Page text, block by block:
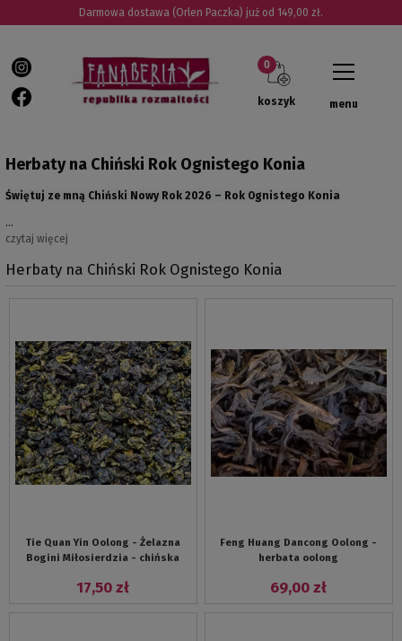
Darmowa dostawa (Orlen Paczka) już od 149,00 zł.
koszyk menu
Herbaty na Chiński Rok Ognistego Konia
Świętuj ze mną Chiński Nowy Rok 2026 – Rok Ognistego Konia
…
czytaj więcej
Herbaty na Chiński Rok Ognistego Konia
Tie Quan Yin Oolong - Żelazna
Bogini Miłosierdzia - chińska
17,50 zł
Feng Huang Dancong Oolong -
herbata oolong
69,00 zł